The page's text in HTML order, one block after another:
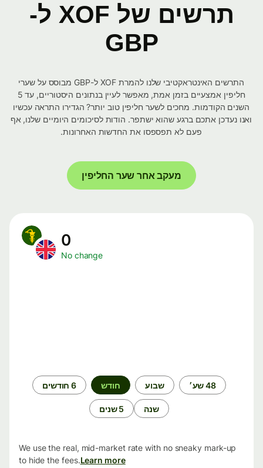
תרשים של XOF ל-
GBP
התרשים האינטראקטיבי שלנו להמרת XOF ל-GBP מבוסס על שערי
חליפין אמצעיים בזמן אמת, מאפשר לעיין בנתונים היסטוריים, עד 5
השנים הקודמות. מחכים לשער חליפין טוב יותר? הגדירו התראה עכשיו
ואנו נעדכן אתכם ברגע שהוא ישתפר. הודות לסיכומים היומיים שלנו, אף
פעם לא תפספסו את החדשות האחרונות.
מעקב אחר שער החליפין
No change
48 שע׳ שבוע חודש 6 חודשים
שנה 5 שנים
We use the real, mid-market rate with no sneaky mark-up
to hide the fees.Learn more